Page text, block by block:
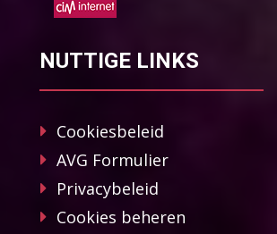
NUTTIGE LINKS
Cookiesbeleid
AVG Formulier
Privacybeleid
Cookies beheren